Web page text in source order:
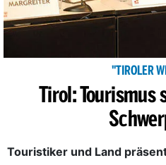
"TIROLER
Tirol: Tourismus
Touristiker und Land